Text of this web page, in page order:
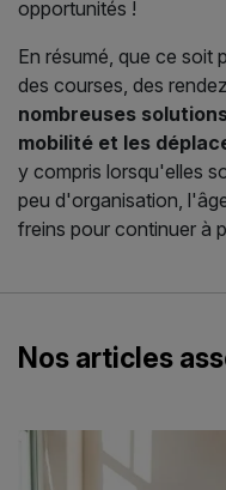
opportunités !
En résumé, que ce soit
des courses, des
nombreuses
mobilité et les
y compris lorsqu'elles
peu d'organisation,
freins pour continuer à
Nos articles